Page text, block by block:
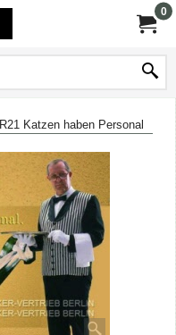
0
R21 Katzen haben Personal